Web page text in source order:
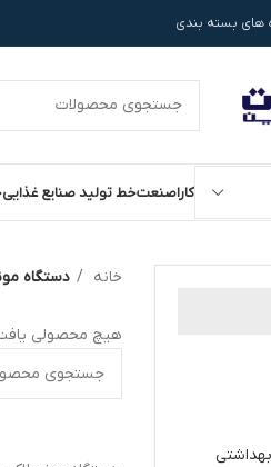
های بسته بندی
کاراصنعتخط تولید صنایع غذایی
خانه دستگاه
هیچ محصولی